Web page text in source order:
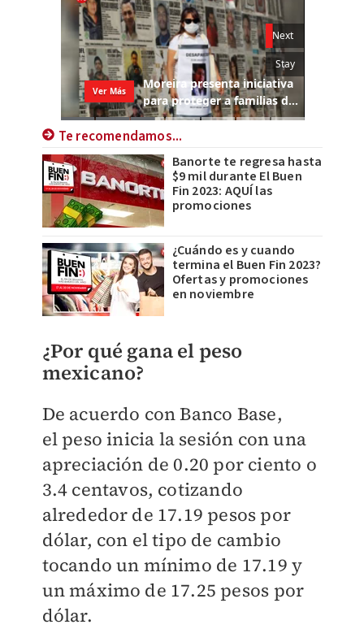
Te recomendamos...
Banorte te regresa hasta
$9 mil durante El Buen
Fin 2023: AQUÍ las
promociones
¿Cuándo es y cuando
termina el Buen Fin 2023?
Ofertas y promociones
en noviembre
¿Por qué gana el peso
mexicano?
De acuerdo con Banco Base,
el peso inicia la sesión con una
apreciación de 0.20 por ciento o
3.4 centavos, cotizando
alrededor de 17.19 pesos por
dólar, con el tipo de cambio
tocando un mínimo de 17.19 y
un máximo de 17.25 pesos por
dólar.